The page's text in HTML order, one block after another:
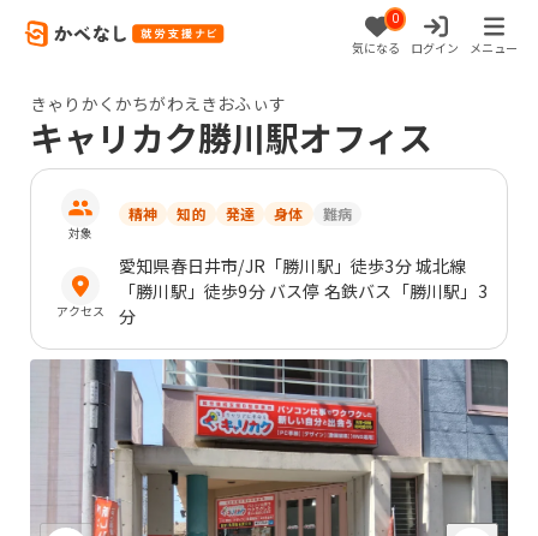
0
気になる ログイン メニュー
きゃりかくかちがわえきおふぃす
キャリカク勝川駅オフィス
対象
精神 知的 発達 身体 難病
アクセス
愛知県春日井市/JR「勝川駅」徒歩3分 城北線
「勝川駅」徒歩9分 バス停 名鉄バス「勝川駅」3
分